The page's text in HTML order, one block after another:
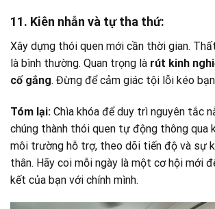
11. Kiên nhẫn và tự tha thứ:
Xây dựng thói quen mới cần thời gian.
là bình thường. Quan trọng là rút kinh
cố gắng. Đừng để cảm giác tội lỗi kéo
Tóm lại: Chìa khóa để duy trì nguyên tắc
chúng thành thói quen tự động thông qua
môi trường hỗ trợ, theo dõi tiến độ và sự
thân. Hãy coi mỗi ngày là một cơ hội mới
kết của bạn với chính mình.